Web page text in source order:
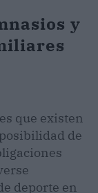
y
que existen
de
deporte en